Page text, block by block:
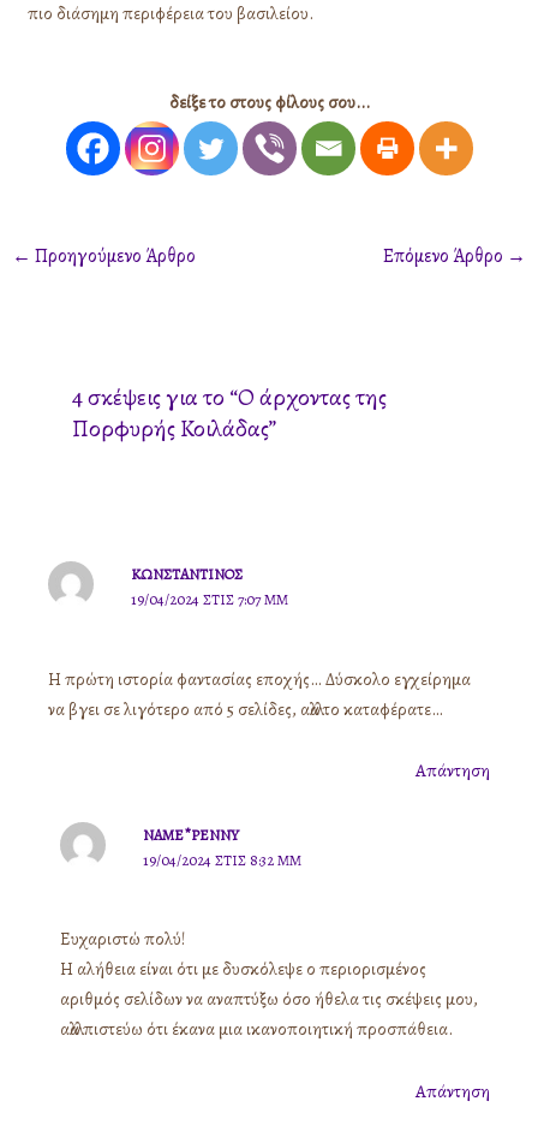
πιο διάσημη περιφέρεια του βασιλείου.
δείξε το στους φίλους σου...
← Προηγούμενο Άρθρο Επόμενο Άρθρο →
4 σκέψεις για το “Ο άρχοντας της
Πορφυρής Κοιλάδας”
ΚΩΝΣΤΑΝΤΊΝΟΣ
19/04/2024 ΣΤΙΣ 7:07 ΜΜ
Η πρώτη ιστορία φαντασίας εποχής… Δύσκολο εγχείρημα
να βγει σε λιγότερο από 5 σελίδες, αλλά το καταφέρατε…
Απάντηση
NAME*PENNY
19/04/2024 ΣΤΙΣ 8:32 ΜΜ
Ευχαριστώ πολύ!
Η αλήθεια είναι ότι με δυσκόλεψε ο περιορισμένος
αριθμός σελίδων να αναπτύξω όσο ήθελα τις σκέψεις μου,
αλλά πιστεύω ότι έκανα μια ικανοποιητική προσπάθεια.
Απάντηση